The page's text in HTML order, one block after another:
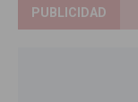
PUBLICIDAD